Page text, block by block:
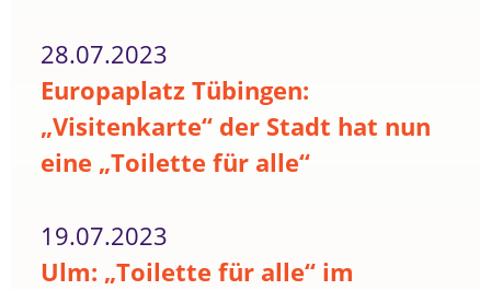
28.07.2023
Europaplatz Tübingen:
„Visitenkarte“ der Stadt hat nun
eine „Toilette für alle“
19.07.2023
Ulm: „Toilette für alle“ im